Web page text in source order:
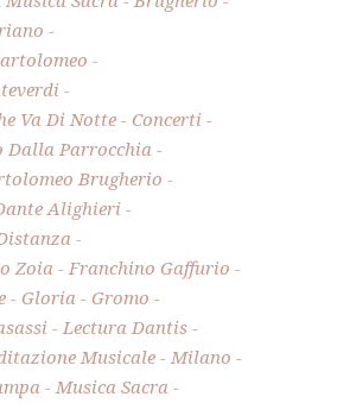
Va Di Notte
Concerti
Dalla Parrocchia
Brugherio
Alighieri
Zoia
Franchino Gaffurio
Gloria
Gromo
Lectura Dantis
Musicale
Milano
Musica Sacra